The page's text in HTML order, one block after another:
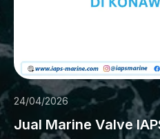
24/04/2026
Jual Marine Valve